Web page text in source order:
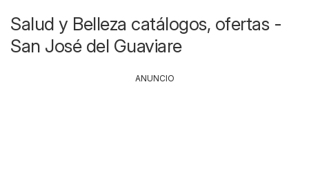
Salud y Belleza catálogos, ofertas -
San José del Guaviare
ANUNCIO